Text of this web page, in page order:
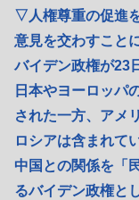
▽人権尊重の促進
意見を交わすこと
バイデン政権が23
日本やヨーロッパ
された一方、アメ
ロシアは含まれて
中国との関係を「
るバイデン政権と